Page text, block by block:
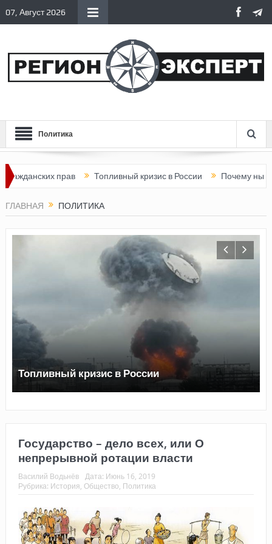
07, Август 2026
Политика
прав Топливный кризис в России Почему нынешняя
ГЛАВНАЯ ПОЛИТИКА
Топливный кризис в России
Государство – дело всех, или О
непрерывной ротации власти
Василий Водьнёв Дата: Июнь 16, 2019
Рубрика: История Общество Политика